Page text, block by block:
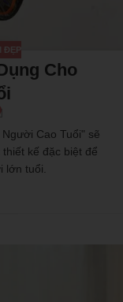
ĐẸP
Cho
Cao Tuổi" sẽ
kế đặc biệt để
lớn tuổi.